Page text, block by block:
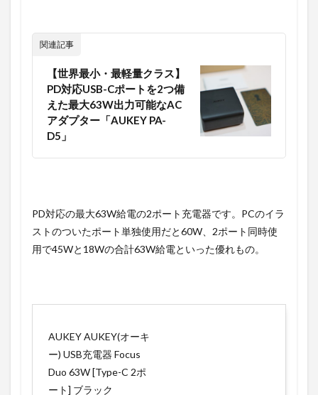
関連記事
【世界最小・最軽量クラス】
PD対応USB-Cポートを2つ備
えた最大63W出力可能なAC
アダプター「AUKEY PA-
D5」
PD対応の最大63W給電の2ポート充電器です。PCのイラ
ストのついたポート単独使用だと60W、2ポート同時使
用で45Wと18Wの合計63W給電といった優れもの。
AUKEY AUKEY(オーキ
ー) USB充電器 Focus
Duo 63W [Type-C 2ポ
ート] ブラック